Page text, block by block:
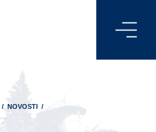
/ NOVOSTI /